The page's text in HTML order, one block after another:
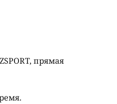
прямая